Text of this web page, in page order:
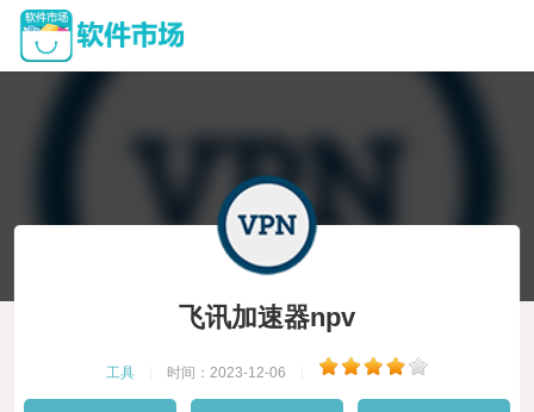
飞讯加速器npv
工具 时间：2023-12-06